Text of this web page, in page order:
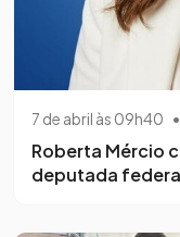
7 de abril às 09h40 •
Roberta Mércio
deputada